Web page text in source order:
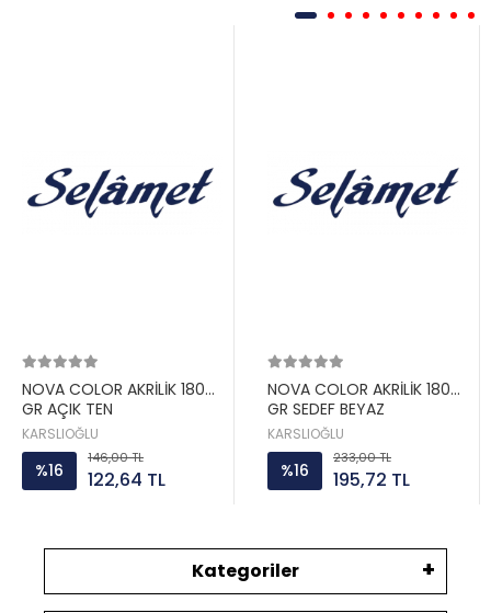
NOVA COLOR AKRİLİK 180
GR AÇIK TEN
KARSLIOĞLU
%16
146,00 TL
122,64 TL
NOVA COLOR AKRİLİK 180
GR SEDEF BEYAZ
KARSLIOĞLU
%16
233,00 TL
195,72 TL
Kategoriler